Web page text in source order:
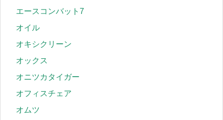
エースコンバット7
オイル
オキシクリーン
オックス
オニツカタイガー
オフィスチェア
オムツ